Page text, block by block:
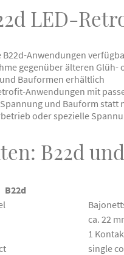
LED-
B22d-Anwendungen
gegenüber älteren
Bauformen erhältlich
Anwendungen mit
und Bauform statt
oder spezielle
B22d
B22d
ca. 22
1
single